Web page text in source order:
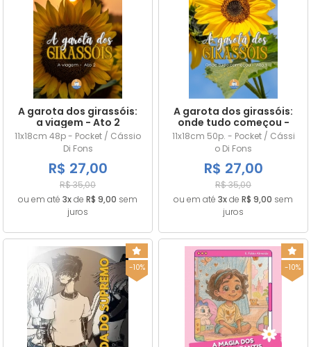
A garota dos girassóis:
a viagem - Ato 2
11x18cm 48p - Pocket / Cássio
Di Fons
R$ 27,00
R$ 35,00
ou em até 3xde R$ 9,00 sem
juros
A garota dos girassóis:
onde tudo começou -
Ato 1
11x18cm 50p. - Pocket / Cássi
o Di Fons
R$ 27,00
R$ 35,00
ou em até 3xde R$ 9,00 sem
juros
-10% -10%